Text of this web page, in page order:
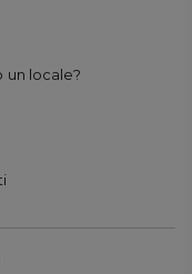
un locale?